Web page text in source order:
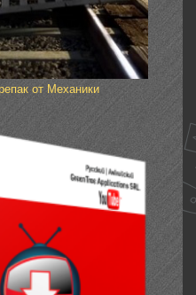
от Механики